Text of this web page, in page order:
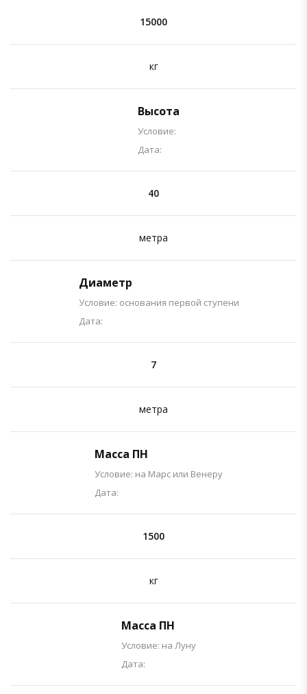
15000
кг
Высота
Условие:
Дата:
40
метра
Диаметр
Условие: основания первой ступени
Дата:
7
метра
Масса ПН
Условие: на Марс или Венеру
Дата:
1500
кг
Масса ПН
Условие: на Луну
Дата: